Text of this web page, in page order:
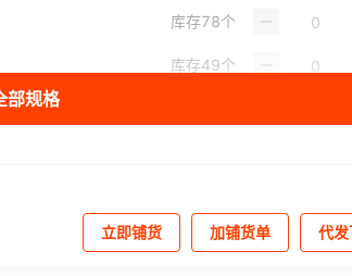
库存78个
库存49个
部规格
立即铺货 加铺货单 代